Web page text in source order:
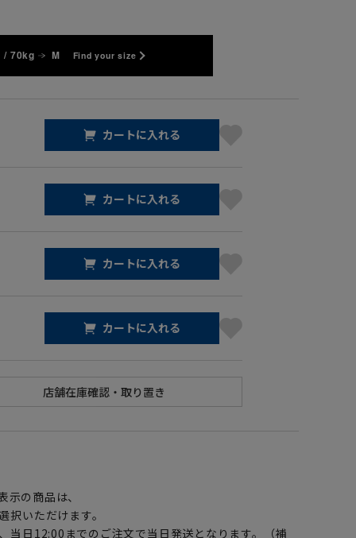
/ 70kg M Find your size
カートに入れる
カートに入れる
カートに入れる
カートに入れる
示の商品は、
択いただけます。
当日12:00までのご注文で当日発送となります。（補